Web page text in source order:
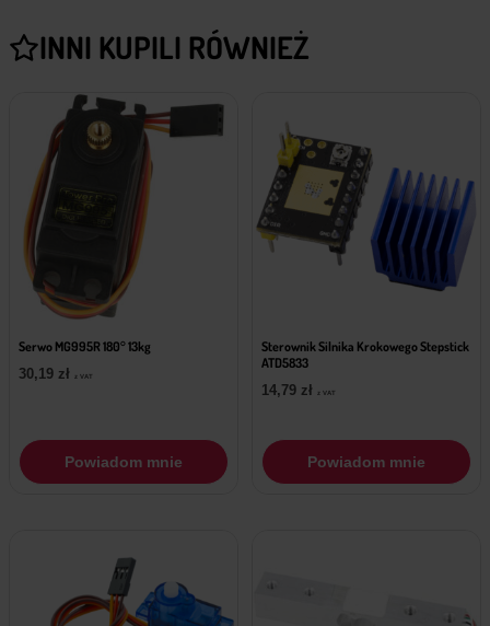
INNI KUPILI RÓWNIEŻ
Serwo MG995R 180° 13kg
30,19 zł z VAT
Powiadom mnie
Sterownik Silnika Krokowego Stepstick
ATD5833
14,79 zł z VAT
Powiadom mnie